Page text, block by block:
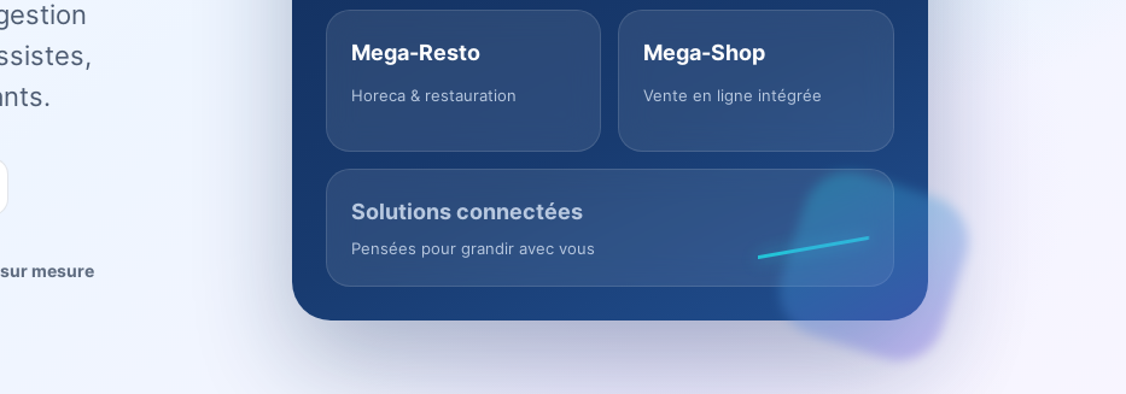
mesure
Mega-Resto
Horeca & restauration
Mega-Shop
Vente en ligne intégrée
Solutions connectées
Pensées pour grandir avec vous